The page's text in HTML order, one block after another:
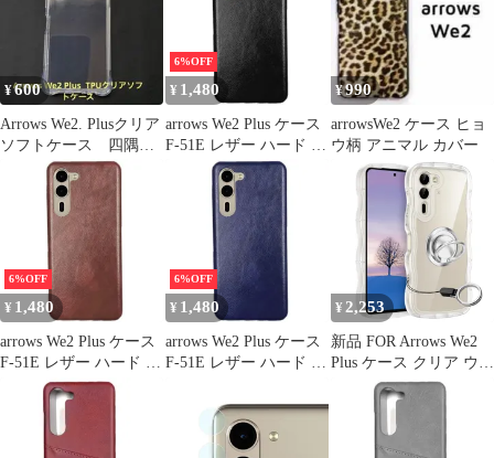
Plus ガラスフィルム 高
透過率 指紋認証鋭敏 耐
衝撃 9H硬度 貼り付け
簡単 指紋防止 干渉しな
い 超薄型
蔵マグネット開閉式 ベ
ルトなし カードポケッ
ト Arrows F-51E ケース
アローズWE2 Plu
¥600
Arrows We2. Plusクリア
ソフトケース 四隅エ
アークッション
6%OFF
¥ 1,480
arrows We2 Plus ケース
F-51E レザー ハード ケ
ース 【Color】ブラック
¥990
arrowsWe2 ケース ヒョ
ウ柄 アニマル カバー
6%OFF
¥ 1,480
arrows We2 Plus ケース
F-51E レザー ハード ケ
ース 【Color】ブラウン
6%OFF
¥ 1,480
arrows We2 Plus ケース
F-51E レザー ハード ケ
¥ 2,253
新品 FOR Arrows We2
Plus ケース クリア ウェ
ーブ リング付き TPU波
状のバンパー 透明 スマ
ホケース かわいい うね
うね Arrows We2 Plus F-